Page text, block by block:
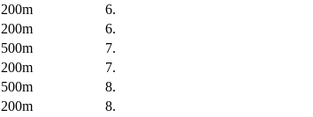
200m
6.
200m
6.
500m
7.
200m
7.
500m
8.
200m
8.